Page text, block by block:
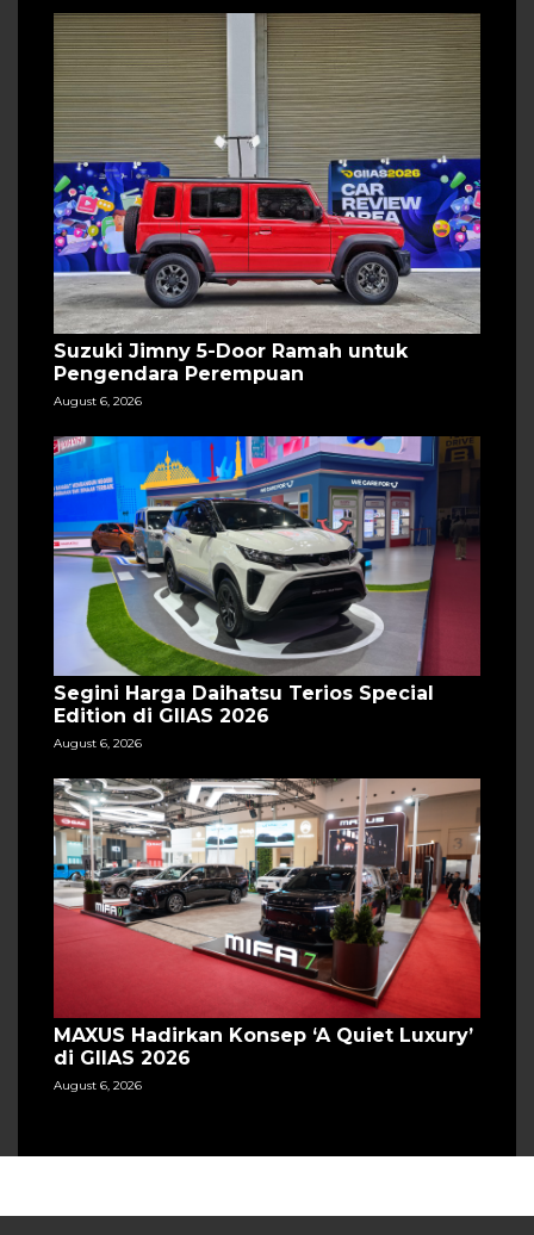
Suzuki Jimny 5-Door Ramah untuk
Pengendara Perempuan
August 6, 2026
Segini Harga Daihatsu Terios Special
Edition di GIIAS 2026
August 6, 2026
MAXUS Hadirkan Konsep ‘A Quiet Luxury’
di GIIAS 2026
August 6, 2026